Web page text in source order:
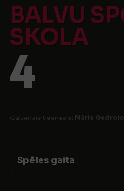
BALVU
SKOLA
4
Galvenais tiesnesis: Māris
Spēles gaita